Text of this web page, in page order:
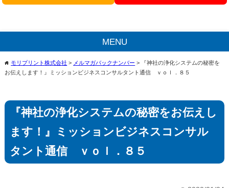
MENU
homeモリプリント株式会社 > メルマガバックナンバー >
『神社の浄化システムの秘密を
お伝えします！』ミッションビジネスコンサルタント通信 ｖｏｌ．８５
『神社の浄化システムの秘密をお伝えし
ます！』ミッションビジネスコンサル
タント通信 ｖｏｌ．８５